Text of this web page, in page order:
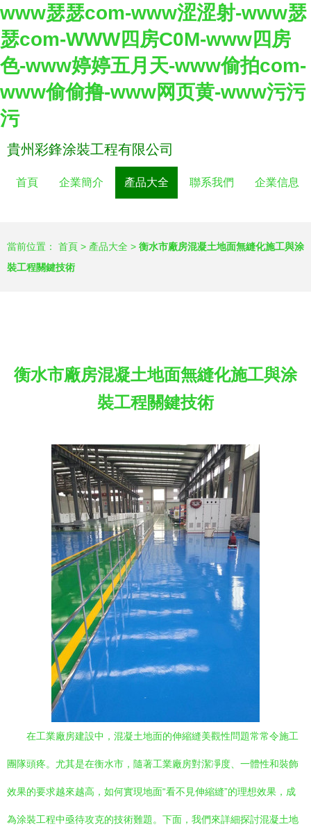
www瑟瑟com-www涩涩射-www瑟
瑟com-WWW四房C0M-www四房
色-www婷婷五月天-www偷拍com-
www偷偷撸-www网页黄-www污污
污
貴州彩鋒涂裝工程有限公司
首頁 企業簡介 產品大全 聯系我們 企業信息
當前位置： 首頁 > 產品大全 > 衡水市廠房混凝土地面無縫化施工與涂
裝工程關鍵技術
衡水市廠房混凝土地面無縫化施工與涂
裝工程關鍵技術
在工業廠房建設中，混凝土地面的伸縮縫美觀性問題常常令施工
團隊頭疼。尤其是在衡水市，隨著工業廠房對潔凈度、一體性和裝飾
效果的要求越來越高，如何實現地面“看不見伸縮縫”的理想效果，成
為涂裝工程中亟待攻克的技術難題。下面，我們來詳細探討混凝土地